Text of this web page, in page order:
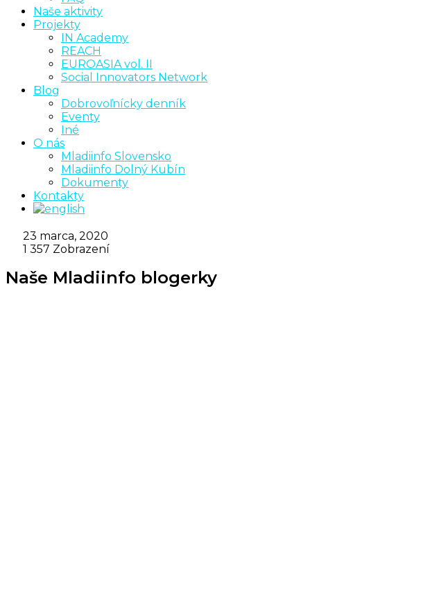
Naše aktivity
Projekty
IN Academy
REACH
EUROASIA vol. II
Social Innovators Network
Blog
Dobrovoľnícky denník
Eventy
Iné
O nás
Mladiinfo Slovensko
Mladiinfo Dolný Kubín
Dokumenty
Kontakty
23 marca, 2020
1 357 Zobrazení
Naše Mladiinfo blogerky